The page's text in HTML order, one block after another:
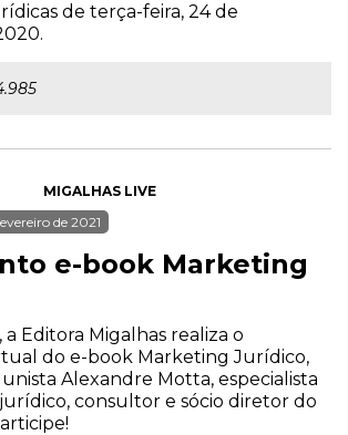
de terça-feira, 24 de
MIGALHAS LIVE
de 2021
e-book Marketing
a Editora Migalhas realiza o
do e-book Marketing Jurídico,
Alexandre Motta, especialista
consultor e sócio diretor do